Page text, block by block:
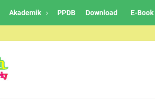
Akademik PPDB Download E-Book